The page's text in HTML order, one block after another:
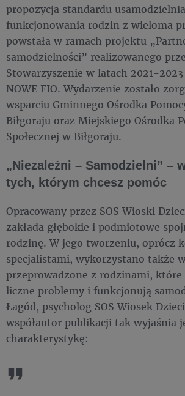
propozycja standardu
funkcjonowania rodzin z wieloma
powstała w ramach projektu
samodzielności” realizowanego
Stowarzyszenie w latach 2021-
NOWE FIO. Wydarzenie zostało
wsparciu Gminnego Ośrodka
Biłgoraju oraz Miejskiego Ośrodka
Społecznej w Biłgoraju.
„Niezależni – Samodzielni” –
tych, którym chcesz pomóc
Opracowany przez SOS Wioski
zakłada głębokie i podmiotowe
rodzinę. W jego tworzeniu, oprócz
specjalistami, wykorzystano także
przeprowadzone z rodzinami, które
liczne problemy i funkcjonują
Łagód, psycholog SOS Wiosek
współautor publikacji tak wyjaśnia
charakterystykę: